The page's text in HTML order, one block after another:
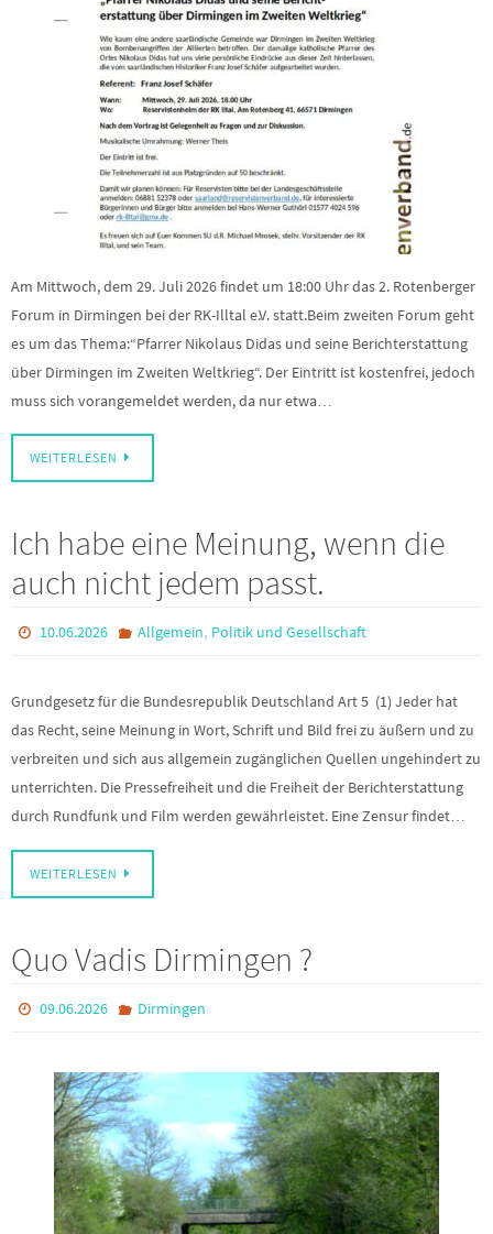
Am Mittwoch, dem 29. Juli 2026 findet um 18:00 Uhr das 2. Rotenberger
Forum in Dirmingen bei der RK-Illtal e.V. statt.Beim zweiten Forum geht
es um das Thema:“Pfarrer Nikolaus Didas und seine Berichterstattung
über Dirmingen im Zweiten Weltkrieg“. Der Eintritt ist kostenfrei, jedoch
muss sich vorangemeldet werden, da nur etwa…
WEITERLESEN
Ich habe eine Meinung, wenn die
auch nicht jedem passt.
10.06.2026 Allgemein, Politik und Gesellschaft
Grundgesetz für die Bundesrepublik Deutschland Art 5 (1) Jeder hat
das Recht, seine Meinung in Wort, Schrift und Bild frei zu äußern und zu
verbreiten und sich aus allgemein zugänglichen Quellen ungehindert zu
unterrichten. Die Pressefreiheit und die Freiheit der Berichterstattung
durch Rundfunk und Film werden gewährleistet. Eine Zensur findet…
WEITERLESEN
Quo Vadis Dirmingen ?
09.06.2026 Dirmingen